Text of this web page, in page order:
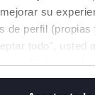
su
de perfil
todo", usted
Si desea
el
y llena
Primera